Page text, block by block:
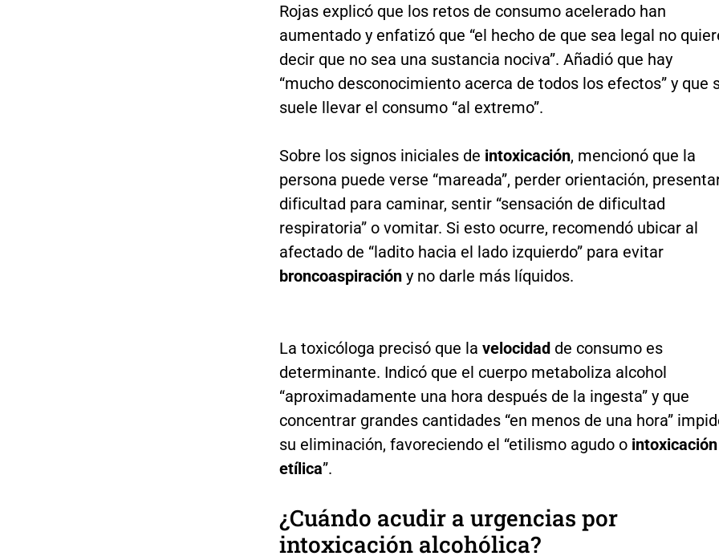
Rojas explicó que los retos de consumo acelerado han
aumentado y enfatizó que “el hecho de que sea legal no
decir que no sea una sustancia nociva”. Añadió que hay
“mucho desconocimiento acerca de todos los efectos” y que
suele llevar el consumo “al extremo”.
Sobre los signos iniciales de intoxicación, mencionó que la
persona puede verse “mareada”, perder orientación,
dificultad para caminar, sentir “sensación de dificultad
respiratoria” o vomitar. Si esto ocurre, recomendó ubicar al
afectado de “ladito hacia el lado izquierdo” para evitar
broncoaspiracióny no darle más líquidos.
La toxicóloga precisó que la velocidadde consumo es
determinante. Indicó que el cuerpo metaboliza alcohol
“aproximadamente una hora después de la ingesta” y que
concentrar grandes cantidades “en menos de una hora”
su eliminación, favoreciendo el “etilismo agudo o intoxicación
etílica”.
¿Cuándo acudir a urgencias por
intoxicación alcohólica?